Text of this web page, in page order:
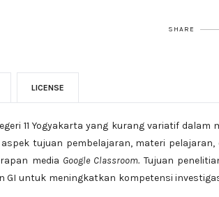
SHARE
LICENSE
11 Yogyakarta yang kurang variatif dalam
tujuan pembelajaran, materi pelajaran,
media Google Classroom. Tujuan
untuk meningkatkan kompetensi